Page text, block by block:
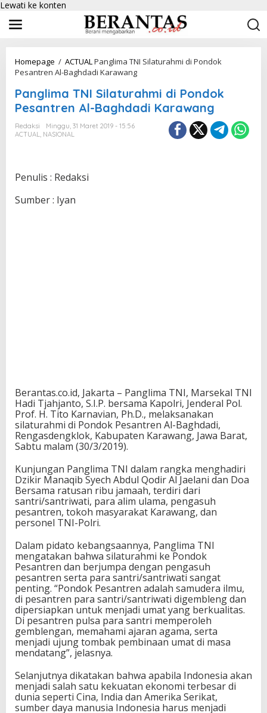
Lewati ke konten
Homepage / ACTUALPanglima TNI Silaturahmi di Pondok
Pesantren Al-Baghdadi Karawang
Panglima TNI Silaturahmi di Pondok
Pesantren Al-Baghdadi Karawang
Redaksi
Minggu, 31 Maret 2019 - 15:56
ACTUAL, NASIONAL
Penulis : Redaksi
Sumber : Iyan
Berantas.co.id, Jakarta – Panglima TNI, Marsekal TNI
Hadi Tjahjanto, S.I.P. bersama Kapolri, Jenderal Pol.
Prof. H. Tito Karnavian, Ph.D., melaksanakan
silaturahmi di Pondok Pesantren Al-Baghdadi,
Rengasdengklok, Kabupaten Karawang, Jawa Barat,
Sabtu malam (30/3/2019).
Kunjungan Panglima TNI dalam rangka menghadiri
Dzikir Manaqib Syech Abdul Qodir Al Jaelani dan Doa
Bersama ratusan ribu jamaah, terdiri dari
santri/santriwati, para alim ulama, pengasuh
pesantren, tokoh masyarakat Karawang, dan
personel TNI-Polri.
Dalam pidato kebangsaannya, Panglima TNI
mengatakan bahwa silaturahmi ke Pondok
Pesantren dan berjumpa dengan pengasuh
pesantren serta para santri/santriwati sangat
penting. “Pondok Pesantren adalah samudera ilmu,
di pesantren para santri/santriwati digembleng dan
dipersiapkan untuk menjadi umat yang berkualitas.
Di pesantren pulsa para santri memperoleh
gemblengan, memahami ajaran agama, serta
menjadi ujung tombak pembinaan umat di masa
mendatang”, jelasnya.
Selanjutnya dikatakan bahwa apabila Indonesia akan
menjadi salah satu kekuatan ekonomi terbesar di
dunia seperti Cina, India dan Amerika Serikat,
sumber daya manusia Indonesia harus menjadi